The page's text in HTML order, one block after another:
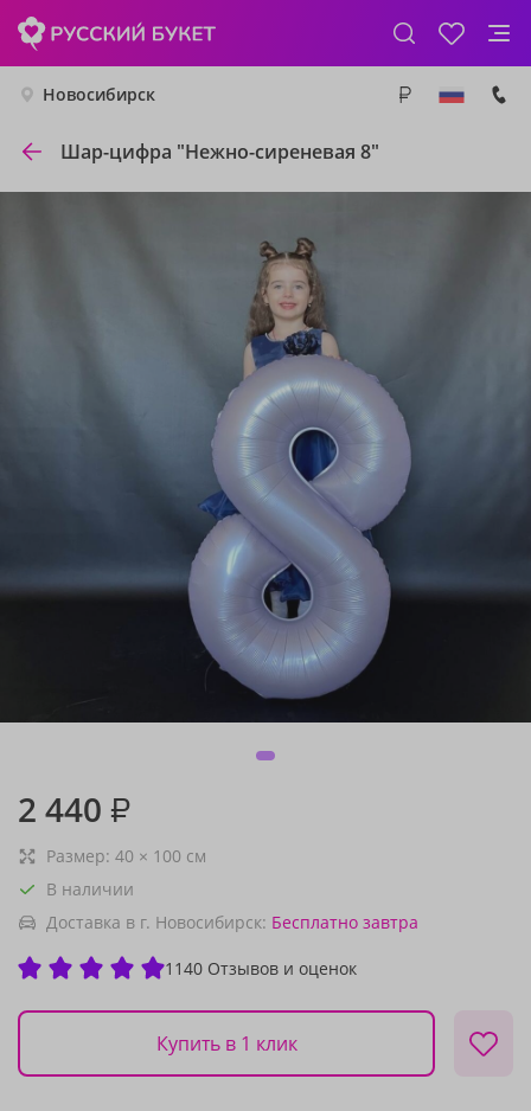
Новосибирск
Шар-цифра "Нежно-сиреневая 8"
2 440 ₽
Размер: 40 × 100 см
В наличии
Доставка в г. Новосибирск: Бесплатно завтра
1140 Отзывов и оценок
Купить в 1 клик